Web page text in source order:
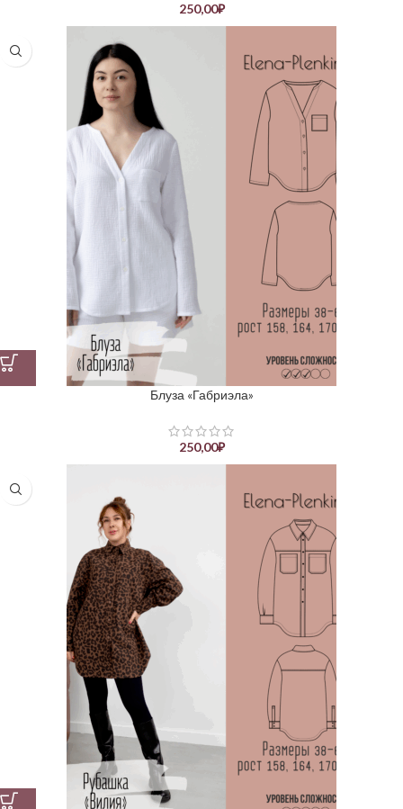
250,00₽
Блуза «Габриэла»
250,00₽